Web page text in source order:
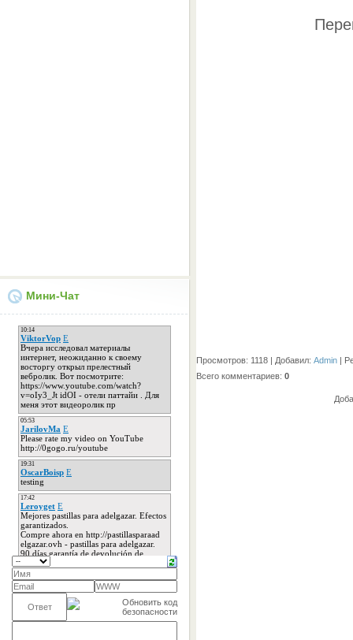
Мини-Чат
Просмотров: 1118 | Добавил: Admin |
Всего комментариев: 0